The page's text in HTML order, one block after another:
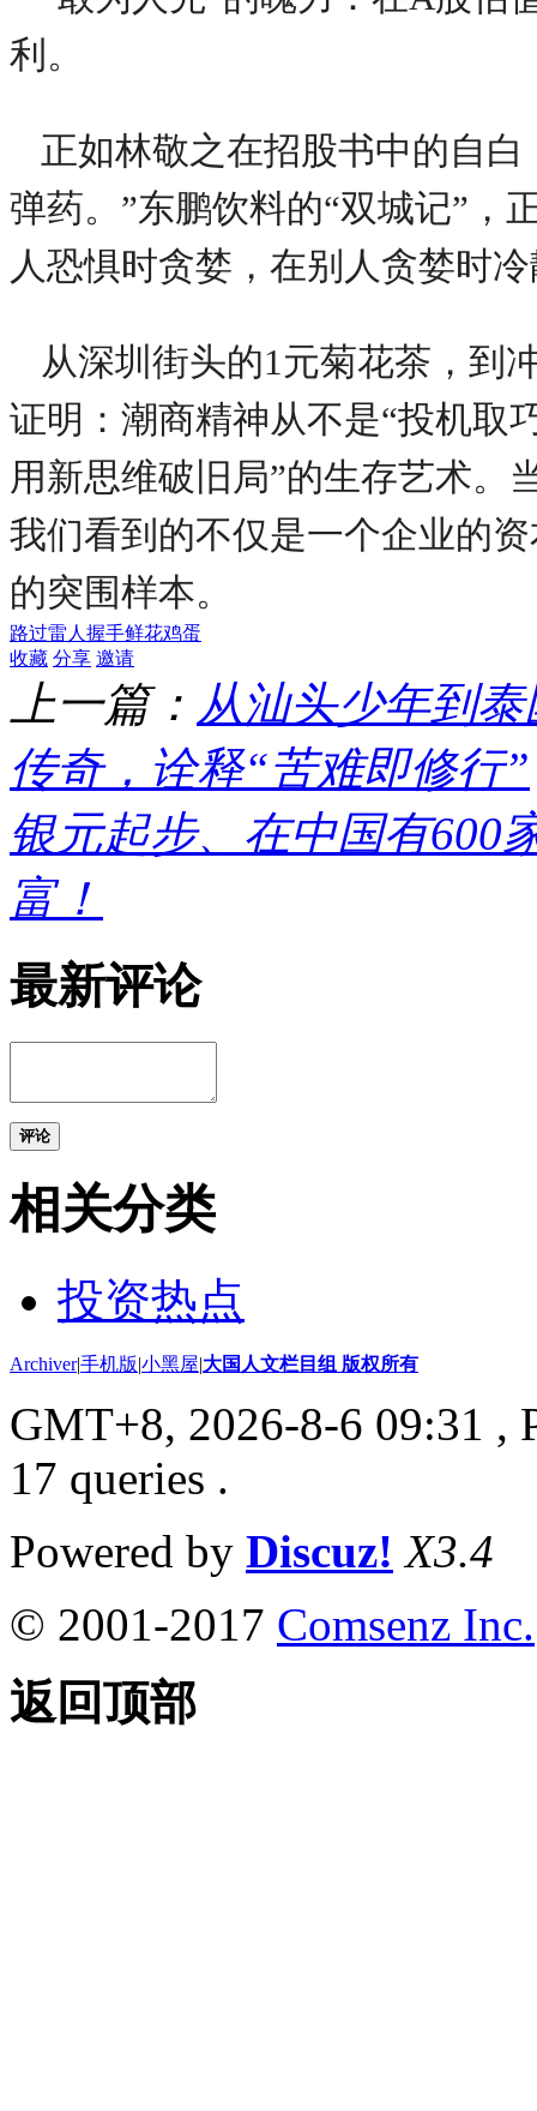
利。
正如林敬之在招股书中的自
弹药。”东鹏饮料的“双城记”
人恐惧时贪婪，在别人贪婪时
从深圳街头的1元菊花茶，到
证明：潮商精神从不是“投机取
用新思维破旧局”的生存艺术。
我们看到的不仅是一个企业的
的突围样本。
路过雷人 握手鲜花鸡蛋
收藏 分享 邀请
上一篇： 从汕头少年到
传奇，诠释“苦难即修行”
银元起步、在中国有600
富！
最新评论
评论
相关分类
投资热点
Archiver|手机版|小黑屋|大国人文栏目组 版权所有
GMT+8, 2026-8-6 09:31 ,
17 queries .
Powered by Discuz! X3.4
© 2001-2017 Comsenz Inc.
返回顶部